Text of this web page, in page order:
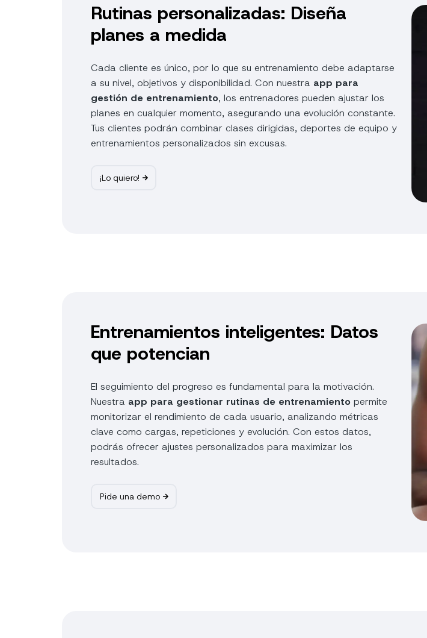
Rutinas personalizadas: Diseña
planes a medida
Cada cliente es único, por lo que su entrenamiento debe adaptarse
a su nivel, objetivos y disponibilidad. Con nuestra app para
gestión de entrenamiento, los entrenadores pueden ajustar los
planes en cualquier momento, asegurando una evolución constante.
Tus clientes podrán combinar clases dirigidas, deportes de equipo y
entrenamientos personalizados sin excusas.
¡Lo quiero!
Entrenamientos inteligentes: Datos
que potencian
El seguimiento del progreso es fundamental para la motivación.
Nuestra app para gestionar rutinas de entrenamiento permite
monitorizar el rendimiento de cada usuario, analizando métricas
clave como cargas, repeticiones y evolución. Con estos datos,
podrás ofrecer ajustes personalizados para maximizar los
resultados.
Pide una demo